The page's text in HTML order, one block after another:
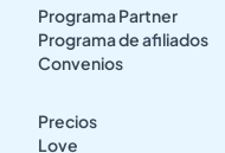
Programa Partner
Programa de afiliados
Convenios
Precios
Love